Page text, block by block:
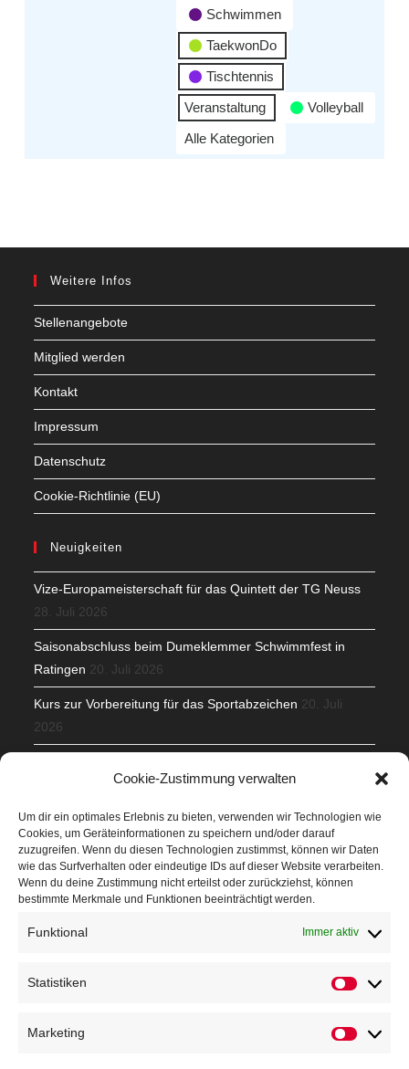
Cookie-Zustimmung verwalten
Um dir ein optimales Erlebnis zu bieten, verwenden wir Technologien wie
Cookies, um Geräteinformationen zu speichern und/oder darauf
zuzugreifen. Wenn du diesen Technologien zustimmst, können wir Daten
wie das Surfverhalten oder eindeutige IDs auf dieser Website verarbeiten.
Wenn du deine Zustimmung nicht erteilst oder zurückziehst, können
bestimmte Merkmale und Funktionen beeinträchtigt werden.
Funktional Immer aktiv
Statistiken
Marketing
Schwimmen
TaekwonDo
Tischtennis
Veranstaltung
Volleyball
Alle Kategorien
Weitere Infos
Stellenangebote
Mitglied werden
Kontakt
Impressum
Datenschutz
Cookie-Richtlinie (EU)
Neuigkeiten
Vize-Europameisterschaft für das Quintett der TG Neuss
28. Juli 2026
Saisonabschluss beim Dumeklemmer Schwimmfest in
Ratingen 20. Juli 2026
Kurs zur Vorbereitung für das Sportabzeichen 20. Juli
2026
Veranstaltungen
Höffner Run
Kindersportfest